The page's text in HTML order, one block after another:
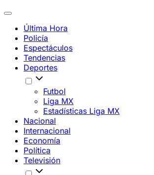
Última Hora
Policía
Espectáculos
Tendencias
Deportes
Futbol
Liga MX
Estadísticas Liga MX
Nacional
Internacional
Economía
Política
Televisión